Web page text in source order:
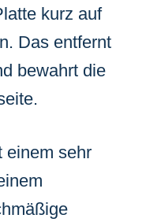
kurz auf
Das entfernt
bewahrt die
einem sehr